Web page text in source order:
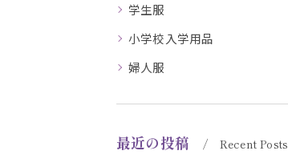
学生服
小学校入学用品
婦人服
最近の投稿 Recent Posts